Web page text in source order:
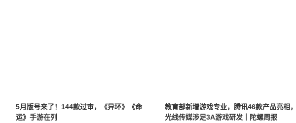
5月版号来了！144款过审，《异环》《命
运》手游在列
教育部新增游戏专业，腾讯46款产品亮相，
光线传媒涉足3A游戏研发｜陀螺周报